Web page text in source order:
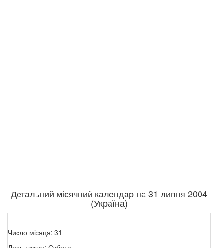
Детальний місячний календар на 31 липня 2004
(Україна)
Число місяця: 31